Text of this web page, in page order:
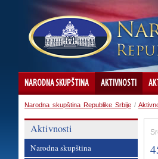
NARODNA SKUPŠTINA AKTIVNOSTI AKTI
Narodna skupština Republike Srbije /
Aktivnosti
Narodna skupština